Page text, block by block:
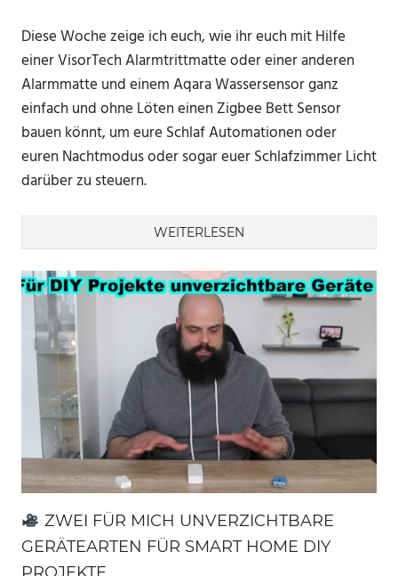
Diese Woche zeige ich euch, wie ihr euch mit Hilfe
einer VisorTech Alarmtrittmatte oder einer anderen
Alarmmatte und einem Aqara Wassersensor ganz
einfach und ohne Löten einen Zigbee Bett Sensor
bauen könnt, um eure Schlaf Automationen oder
euren Nachtmodus oder sogar euer Schlafzimmer Licht
darüber zu steuern.
WEITERLESEN
ZWEI FÜR MICH UNVERZICHTBARE
GERÄTEARTEN FÜR SMART HOME DIY